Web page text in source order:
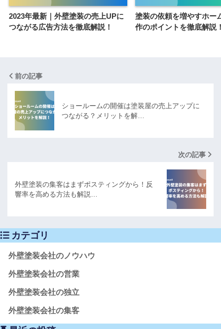
2023年最新｜外壁塗装の売上UPに
つながる広告方法を徹底解説！
塗装の依頼を増やすホー
作のポイントを徹底解説
前の記事
ショールームの開催は塗装屋の売上アップに
つながる？メリットを解…
次の記事
外壁塗装の集客はまずポスティングから！反
響率を高める方法も解説…
カテゴリ
外壁塗装会社のノウハウ
外壁塗装会社の営業
外壁塗装会社の独立
外壁塗装会社の集客